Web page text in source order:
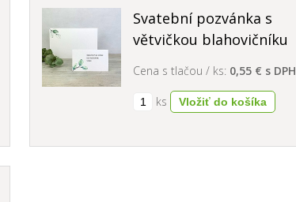
Svatební pozvánka s
větvičkou blahovičníku
Cena s tlačou / ks: 0,55 € s DPH
ks